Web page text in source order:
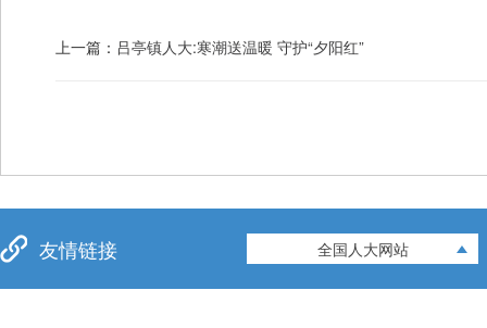
上一篇： 吕亭镇人大:寒潮送温暖 守护“夕阳红”
友情链接 全国人大网站